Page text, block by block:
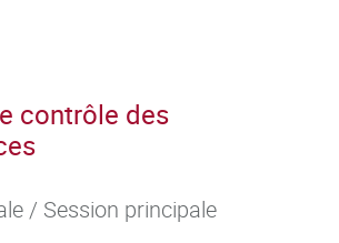
contrôle des
/ Session principale